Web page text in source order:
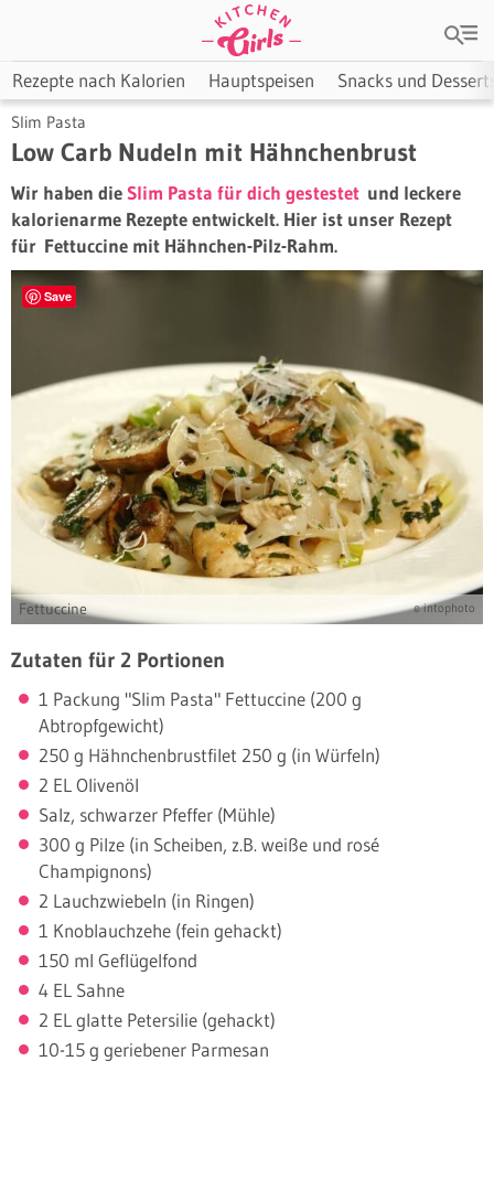
Rezepte nach Kalorien Hauptspeisen Snacks und
Slim Pasta
Low Carb Nudeln mit Hähnchenbrust
Wir haben dieSlim Pasta für dich gestestet und leckere
kalorienarme Rezepte entwickelt. Hier ist unser Rezept
für Fettuccine mit Hähnchen-Pilz-Rahm.
Save
Fettuccine © intophoto
Zutaten für 2 Portionen
1 Packung "Slim Pasta" Fettuccine (200 g
Abtropfgewicht)
250 g Hähnchenbrustfilet 250 g (in Würfeln)
2 EL Olivenöl
Salz, schwarzer Pfeffer (Mühle)
300 g Pilze (in Scheiben, z.B. weiße und rosé
Champignons)
2 Lauchzwiebeln (in Ringen)
1 Knoblauchzehe (fein gehackt)
150 ml Geflügelfond
4 EL Sahne
2 EL glatte Petersilie (gehackt)
10-15 g geriebener Parmesan